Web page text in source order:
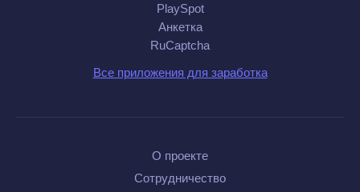
PlaySpot
Анкетка
RuCaptcha
Все приложения для заработка
О проекте
Сотрудничество